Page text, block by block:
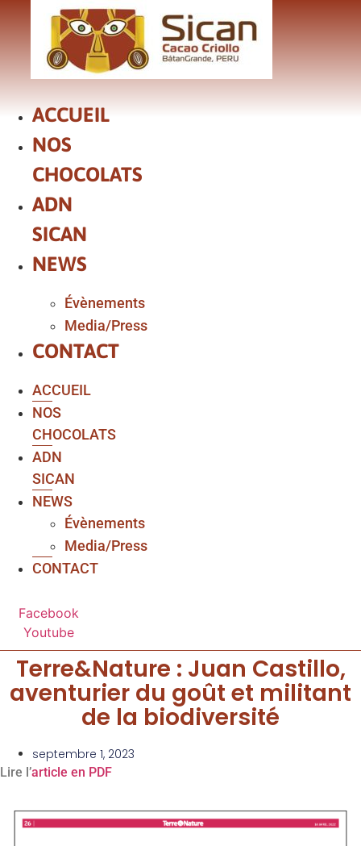
contenu
ACCUEIL
NOS
CHOCOLATS
ADN
SICAN
NEWS
Évènements
Media/Press
CONTACT
ACCUEIL
NOS
CHOCOLATS
ADN
SICAN
NEWS
Évènements
Media/Press
CONTACT
Facebook
Youtube
Terre&Nature : Juan Castillo,
aventurier du goût et militant
de la biodiversité
septembre 1, 2023
Lire l’article en PDF